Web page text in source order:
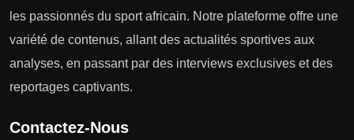
les passionnés du sport africain. Notre plateforme offre une
variété de contenus, allant des actualités sportives aux
analyses, en passant par des interviews exclusives et des
reportages captivants.
Contactez-Nous